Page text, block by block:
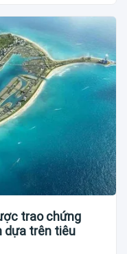
trao chứng
dựa trên tiêu